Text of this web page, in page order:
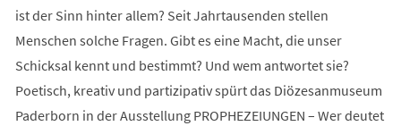
ist der Sinn hinter allem? Seit Jahrtausenden stellen
Menschen solche Fragen. Gibt es eine Macht, die unser
Schicksal kennt und bestimmt? Und wem antwortet sie?
Poetisch, kreativ und partizipativ spürt das Diözesanmuseum
Paderborn in der Ausstellung PROPHEZEIUNGEN – Wer deutet